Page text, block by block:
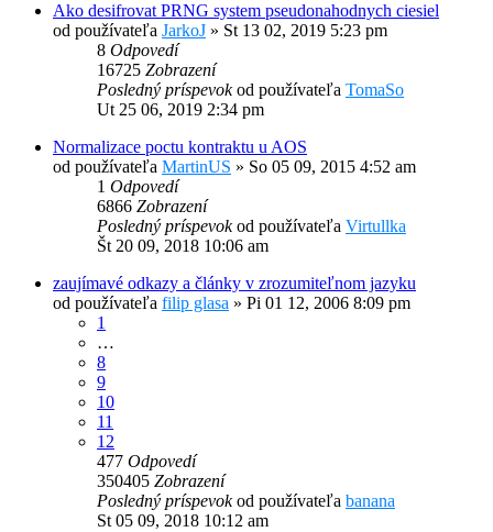
Ako desifrovat PRNG system pseudonahodnych ciesiel
od používateľa JarkoJ » St 13 02, 2019 5:23 pm
8 Odpovedí
16725 Zobrazení
Posledný príspevokod používateľa TomaSo
Ut 25 06, 2019 2:34 pm
Normalizace poctu kontraktu u AOS
od používateľa MartinUS » So 05 09, 2015 4:52 am
1 Odpovedí
6866 Zobrazení
Posledný príspevokod používateľa Virtullka
Št 20 09, 2018 10:06 am
zaujímavé odkazy a články v zrozumiteľnom jazyku
od používateľa filip glasa » Pi 01 12, 2006 8:09 pm
1
…
8
9
10
11
12
477 Odpovedí
350405 Zobrazení
Posledný príspevokod používateľa banana
St 05 09, 2018 10:12 am